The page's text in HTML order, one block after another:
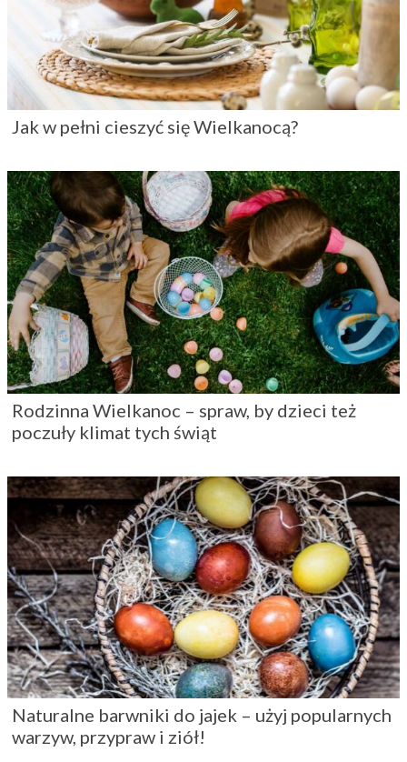
Jak w pełni cieszyć się Wielkanocą?
Rodzinna Wielkanoc – spraw, by dzieci też
poczuły klimat tych świąt
Naturalne barwniki do jajek – użyj popularnych
warzyw, przypraw i ziół!